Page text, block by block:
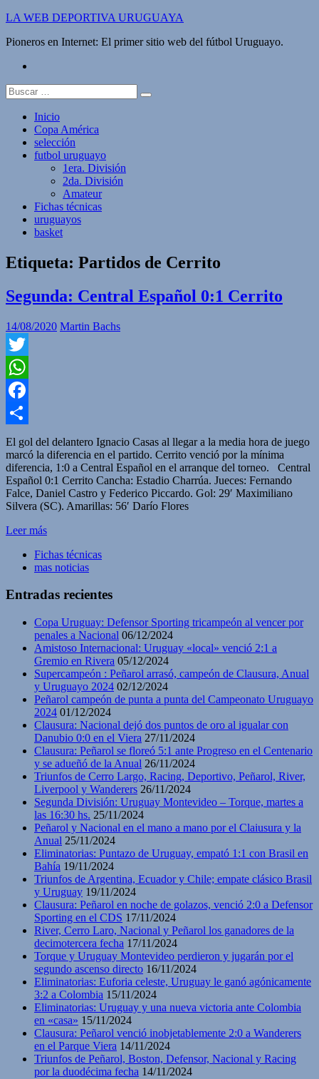
Saltar
contenido
LA WEB DEPORTIVA URUGUAYA
Pioneros en Internet: El primer sitio web del fútbol Uruguayo.
Buscar:
Inicio
Copa América
selección
futbol uruguayo
1era. División
2da. División
Amateur
Fichas técnicas
uruguayos
basket
Etiqueta: Partidos de Cerrito
Segunda: Central Español 0:1 Cerrito
14/08/2020 Martin Bachs
Twitter
WhatsApp
Facebook
Compartir
El gol del delantero Ignacio Casas al llegar a la media hora de juego
marcó la diferencia en el partido. Cerrito venció por la mínima
diferencia, 1:0 a Central Español en el arranque del torneo. Central
Español 0:1 Cerrito Cancha: Estadio Charrúa. Jueces: Fernando
Falce, Daniel Castro y Federico Piccardo. Gol: 29′ Maximiliano
Silvera (SC). Amarillas: 56′ Darío Flores
Leer más
Fichas técnicas
mas noticias
Entradas recientes
Copa Uruguay: Defensor Sporting tricampeón al vencer por
penales a Nacional 06/12/2024
Amistoso Internacional: Uruguay «local» venció 2:1 a
Gremio en Rivera 05/12/2024
Supercampeón : Peñarol arrasó, campeón de Clausura, Anual
y Uruguayo 2024 02/12/2024
Peñarol campeón de punta a punta del Campeonato Uruguayo
2024 01/12/2024
Clausura: Nacional dejó dos puntos de oro al igualar con
Danubio 0:0 en el Viera 27/11/2024
Clausura: Peñarol se floreó 5:1 ante Progreso en el Centenario
y se adueñó de la Anual 26/11/2024
Triunfos de Cerro Largo, Racing, Deportivo, Peñarol, River,
Liverpool y Wanderers 26/11/2024
Segunda División: Uruguay Montevideo – Torque, martes a
las 16:30 hs. 25/11/2024
Peñarol y Nacional en el mano a mano por el Claiusura y la
Anual 25/11/2024
Eliminatorias: Puntazo de Uruguay, empató 1:1 con Brasil en
Bahía 19/11/2024
Triunfos de Argentina, Ecuador y Chile; empate clásico Brasil
y Uruguay 19/11/2024
Clausura: Peñarol en noche de golazos, venció 2:0 a Defensor
Sporting en el CDS 17/11/2024
River, Cerro Laro, Nacional y Peñarol los ganadores de la
decimotercera fecha 17/11/2024
Torque y Uruguay Montevideo perdieron y jugarán por el
segundo ascenso directo 16/11/2024
Eliminatorias: Euforia celeste, Uruguay le ganó agónicamente
3:2 a Colombia 15/11/2024
Eliminatorias: Uruguay y una nueva victoria ante Colombia
en «casa» 15/11/2024
Clausura: Peñarol venció inobjetablemente 2:0 a Wanderers
en el Parque Viera 14/11/2024
Triunfos de Peñarol, Boston, Defensor, Nacional y Racing
por la duodécima fecha 14/11/2024